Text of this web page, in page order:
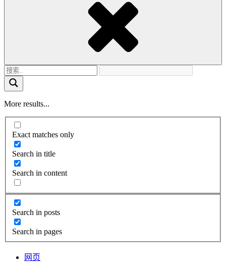
More results...
Exact matches only
Search in title
Search in content
Search in posts
Search in pages
网页